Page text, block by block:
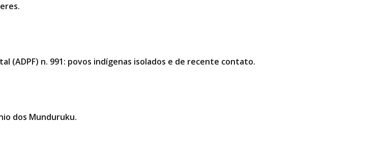
(ADPF) n. 991: povos indígenas isolados e de recente contato.
dos Munduruku.